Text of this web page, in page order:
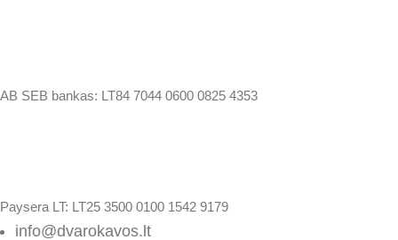
AB SEB bankas: LT84 7044 0600 0825 4353
Paysera LT: LT25 3500 0100 1542 9179
info@dvarokavos.lt